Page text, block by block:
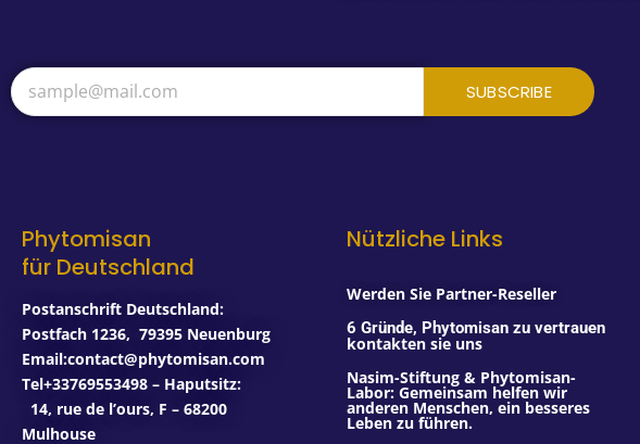
SUBSCRIBE
Phytomisan
für Deutschland
Postanschrift Deutschland:
Postfach 1236, 79395 Neuenburg
Email:contact@phytomisan.com
Tel+33769553498 – Haputsitz:
14, rue de l’ours, F – 68200
Mulhouse
Nützliche Links
Werden Sie Partner-Reseller
6 Gründe, Phytomisan zu vertrauen
kontakten sie uns
Nasim-Stiftung & Phytomisan-
Labor: Gemeinsam helfen wir
anderen Menschen, ein besseres
Leben zu führen.